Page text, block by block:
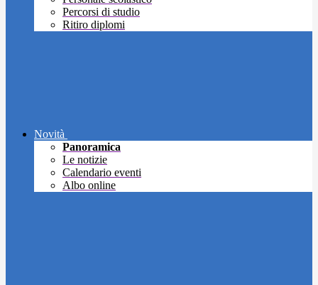
Percorsi di studio
Ritiro diplomi
Novità
Panoramica
Le notizie
Calendario eventi
Albo online